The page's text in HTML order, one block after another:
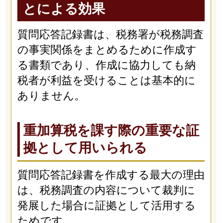
とによる効果
質問応答記録書は、税務署が税務調査
の事実関係をまとめるために作成す
る書類であり、作成に協力しても納
税者が利益を受けることは基本的に
ありません。
重加算税を課す際の重要な証
拠として用いられる
質問応答記録書を作成する最大の理由
は、税務調査の内容について裁判に
発展した場合に証拠として活用する